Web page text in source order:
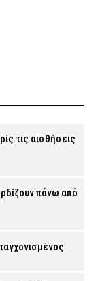
τις αισθήσεις
πάνω από